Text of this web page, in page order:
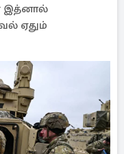
இத்னால்
ஏதும்